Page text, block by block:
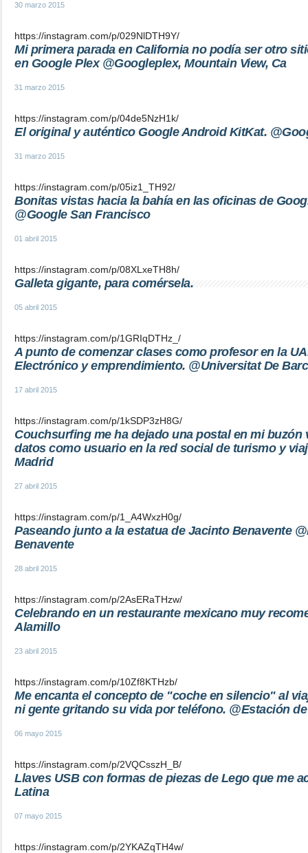
30 marzo 2015
https://instagram.com/p/029NlDTH9Y/
Mi primera parada en California no podía ser otro
en Google Plex @Googleplex, Mountain View, Ca
31 marzo 2015
https://instagram.com/p/04de5NzH1k/
El original y auténtico Google Android KitKat.
31 marzo 2015
https://instagram.com/p/05iz1_TH92/
Bonitas vistas hacia la bahía en las oficinas de
@Google San Francisco
01 abril 2015
https://instagram.com/p/08XLxeTH8h/
Galleta gigante, para comérsela.
05 abril 2015
https://instagram.com/p/1GRIqDTHz_/
A punto de comenzar clases como profesor en la
Electrónico y emprendimiento. @Universitat De
17 abril 2015
https://instagram.com/p/1kSDP3zH8G/
Couchsurfing me ha dejado una postal en mi buzón
datos como usuario en la red social de turismo y
Madrid
27 abril 2015
https://instagram.com/p/1_A4WxzH0g/
Paseando junto a la estatua de Jacinto Benavente
Benavente
28 abril 2015
https://instagram.com/p/2AsERaTHzw/
Celebrando en un restaurante mexicano muy
Alamillo
23 abril 2015
https://instagram.com/p/10Zf8KTHzb/
Me encanta el concepto de "coche en silencio" al
ni gente gritando su vida por teléfono. @Estación
06 mayo 2015
https://instagram.com/p/2VQCsszH_B/
Llaves USB con formas de piezas de Lego que me
Latina
07 mayo 2015
https://instagram.com/p/2YKAZqTH4w/